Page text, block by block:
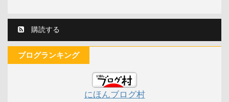
購読する
ブログランキング
にほんブログ村